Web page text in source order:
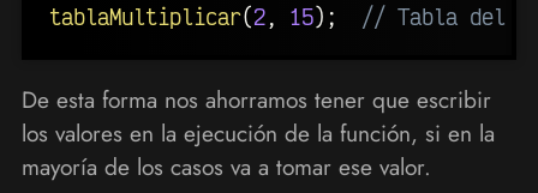
tablaMultiplicar(2, 15) ; // Tabla del
De esta forma nos ahorramos tener que escribir
los valores en la ejecución de la función, si en la
mayoría de los casos va a tomar ese valor.